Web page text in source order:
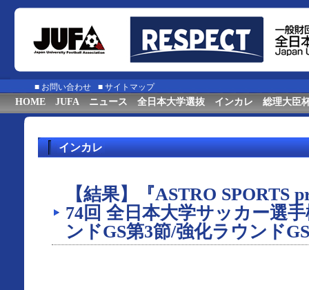
■ お問い合わせ ■ サイトマップ
HOME JUFA ニュース 全日本大学選抜 インカレ 総理大臣
インカレ
【結果】『ASTRO SPORTS
74回 全日本大学サッカー選
ンドGS第3節/強化ラウンド